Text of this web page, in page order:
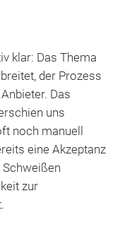
klar: Das Thema
der Prozess
Das
uns
noch manuell
eine Akzeptanz
Schweißen
zur